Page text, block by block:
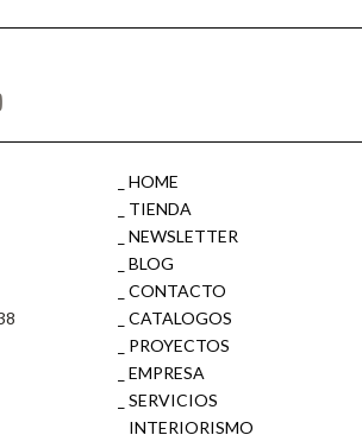
HOME
TIENDA
NEWSLETTER
BLOG
CONTACTO
CATALOGOS
PROYECTOS
EMPRESA
SERVICIOS
INTERIORISMO